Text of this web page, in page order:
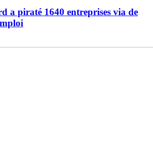
a piraté 1640 entreprises via de